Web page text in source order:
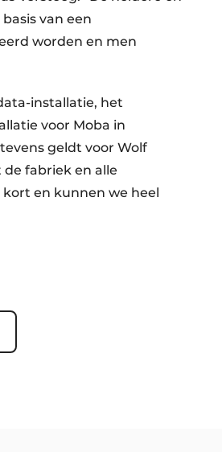
van een
worden en men
installatie, het
voor Moba in
geldt voor Wolf
de fabriek en alle
en kunnen we heel